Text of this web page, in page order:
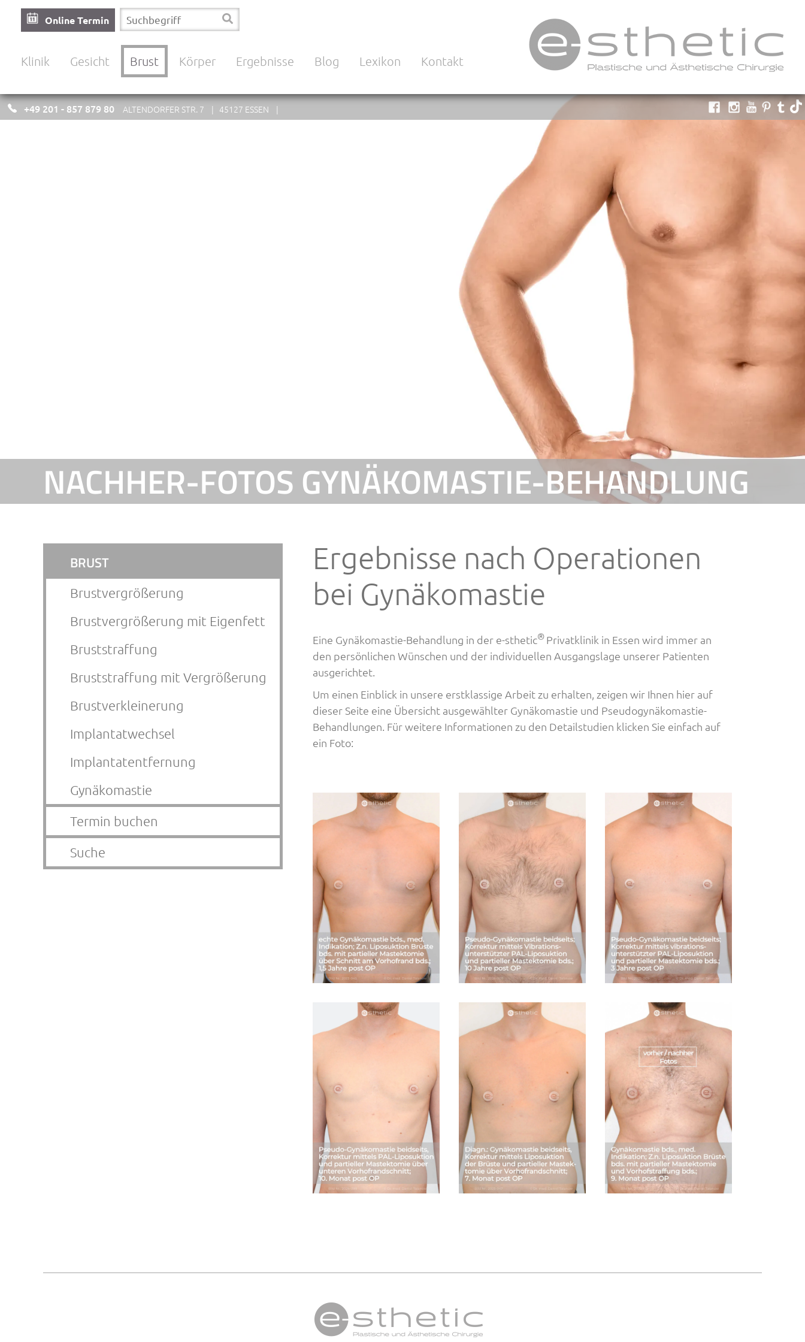
+49 201 - 857 879 80 ALTENDORFER STR. 7 | 45127 ESSEN |
Online Termin
überspringen
Klinik Gesicht Brust Körper Ergebnisse Blog Lexikon Kontakt
NACHHER-FOTOS GYNÄKOMASTIE-BEHANDLUNG
Ergebnisse nach Operationen
bei Gynäkomastie
Eine Gynäkomastie-Behandlung in der e-sthetic®Privatklinik in Essen wird immer an
den persönlichen Wünschen und der individuellen Ausgangslage unserer Patienten
ausgerichtet.
Um einen Einblick in unsere erstklassige Arbeit zu erhalten, zeigen wir Ihnen hier auf
dieser Seite eine Übersicht ausgewählter Gynäkomastie und Pseudogynäkomastie-
Behandlungen. Für weitere Informationen zu den Detailstudien klicken Sie einfach auf
ein Foto:
überspringenBRUST
Brustvergrößerung
Brustvergrößerung mit Eigenfett
Bruststraffung
Bruststraffung mit Vergrößerung
Brustverkleinerung
Implantatwechsel
Implantatentfernung
Gynäkomastie
Termin buchen
Suche